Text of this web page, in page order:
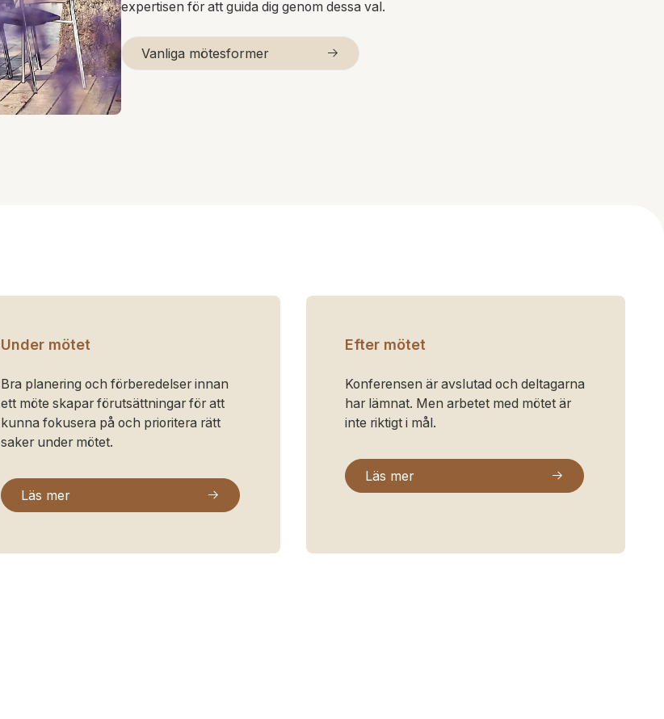
expertisen för att guida dig genom dessa val.
Vanliga mötesformer
Under mötet
Bra planering och förberedelser innan
ett möte skapar förutsättningar för att
kunna fokusera på och prioritera rätt
saker under mötet.
Läs mer
Efter mötet
Konferensen är avslutad och deltagarna
har lämnat. Men arbetet med mötet är
inte riktigt i mål.
Läs mer